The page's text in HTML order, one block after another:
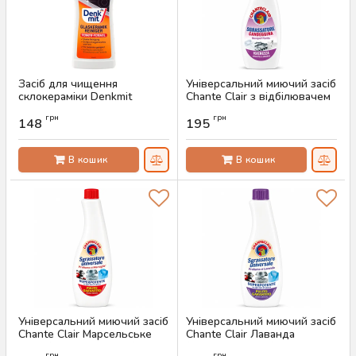
Засіб для чищення
склокераміки Denkmit
Артикул:
148 грн
В кошик
Універсальний миючий засіб
Chante Clair з відбілювачем
Артикул:
195 грн
В кошик
Універсальний миючий засіб
Chante Clair Марсельське
Універсальний миючий засіб
Chante Clair Лаванда